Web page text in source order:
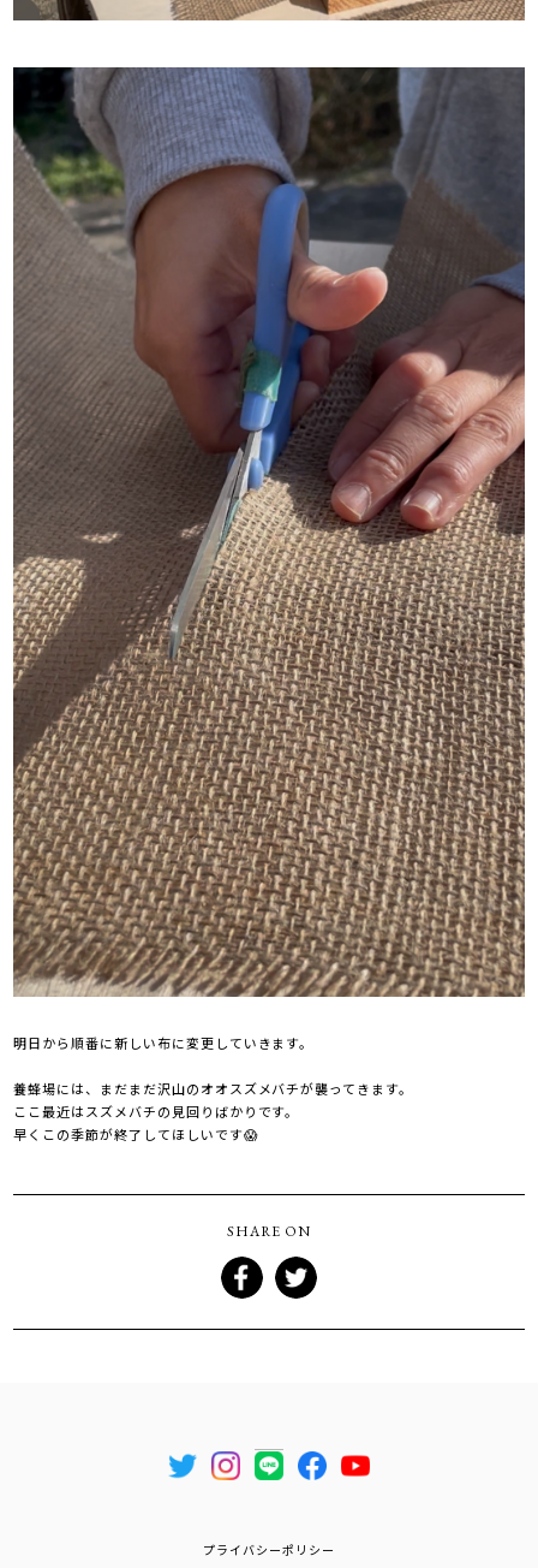
明日から順番に新しい布に変更していきます。
養蜂場には、まだまだ沢山のオオスズメバチが襲ってきます。
ここ最近はスズメバチの見回りばかりです。
早くこの季節が終了してほしいです😱
SHARE ON
プライバシーポリシー